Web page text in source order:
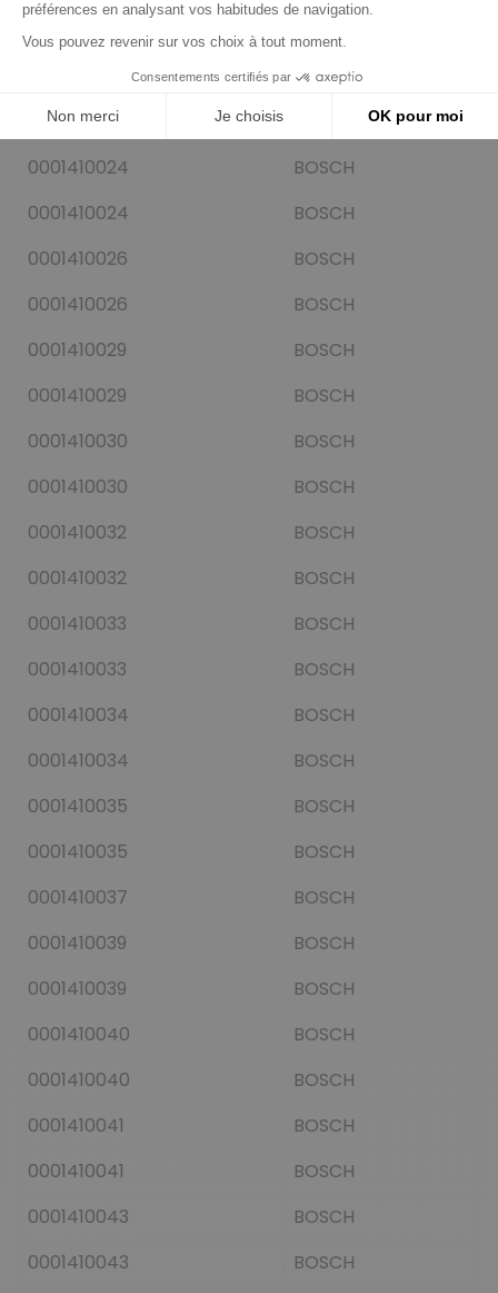
0001410021
BOSCH
BOSCH
0001410022
0001410024
BOSCH
0001410024
BOSCH
0001410026
BOSCH
0001410026
BOSCH
0001410029
BOSCH
0001410029
BOSCH
0001410030
BOSCH
0001410030
BOSCH
0001410032
BOSCH
0001410032
BOSCH
0001410033
BOSCH
0001410033
BOSCH
0001410034
BOSCH
0001410034
BOSCH
0001410035
BOSCH
0001410035
BOSCH
0001410037
BOSCH
0001410039
BOSCH
0001410039
BOSCH
0001410040
BOSCH
0001410040
BOSCH
0001410041
BOSCH
0001410041
BOSCH
0001410043
BOSCH
0001410043
BOSCH